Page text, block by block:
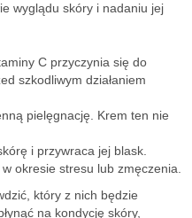
wyglądu skóry i nadaniu jej
C przyczynia się do
szkodliwym działaniem
pielęgnację. Krem ten nie
i przywraca jej blask.
okresie stresu lub zmęczenia.
który z nich będzie
na kondycję skóry,